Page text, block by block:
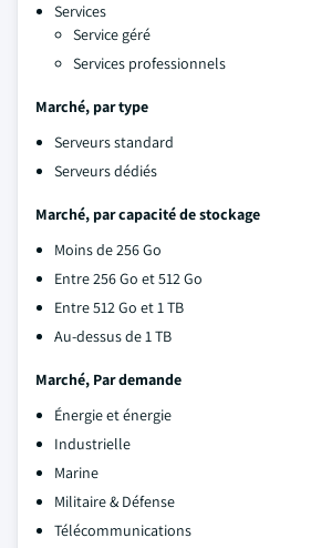
Services
Service géré
Services professionnels
Marché, par type
Serveurs standard
Serveurs dédiés
Marché, par capacité de stockage
Moins de 256 Go
Entre 256 Go et 512 Go
Entre 512 Go et 1 TB
Au-dessus de 1 TB
Marché, Par demande
Énergie et énergie
Industrielle
Marine
Militaire & Défense
Télécommunications